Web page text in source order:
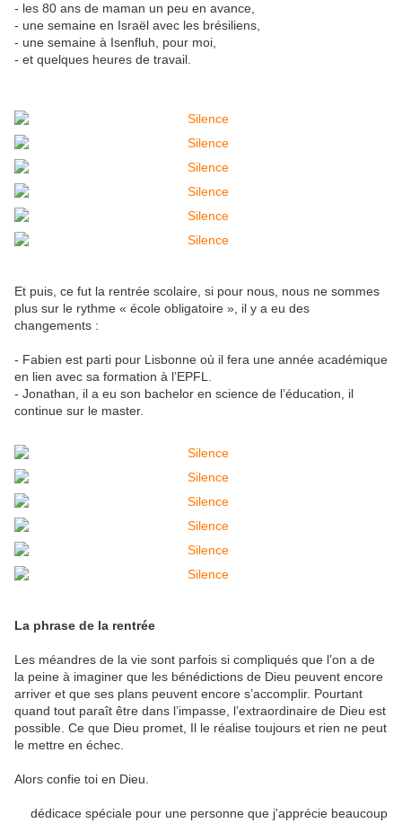
- les 80 ans de maman un peu en avance,
- une semaine en Israël avec les brésiliens,
- une semaine à Isenfluh, pour moi,
- et quelques heures de travail.
Et puis, ce fut la rentrée scolaire, si pour nous, nous ne sommes
plus sur le rythme « école obligatoire », il y a eu des
changements :
- Fabien est parti pour Lisbonne où il fera une année académique
en lien avec sa formation à l’EPFL.
- Jonathan, il a eu son bachelor en science de l’éducation, il
continue sur le master.
La phrase de la rentrée
Les méandres de la vie sont parfois si compliqués que l’on a de
la peine à imaginer que les bénédictions de Dieu peuvent encore
arriver et que ses plans peuvent encore s’accomplir. Pourtant
quand tout paraît être dans l’impasse, l’extraordinaire de Dieu est
possible. Ce que Dieu promet, Il le réalise toujours et rien ne peut
le mettre en échec.
Alors confie toi en Dieu.
dédicace spéciale pour une personne que j'apprécie beaucoup